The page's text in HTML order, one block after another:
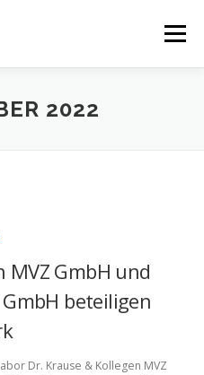
Menü
2022
MVZ GmbH und
GmbH beteiligen
Dr. Krause & Kollegen MVZ